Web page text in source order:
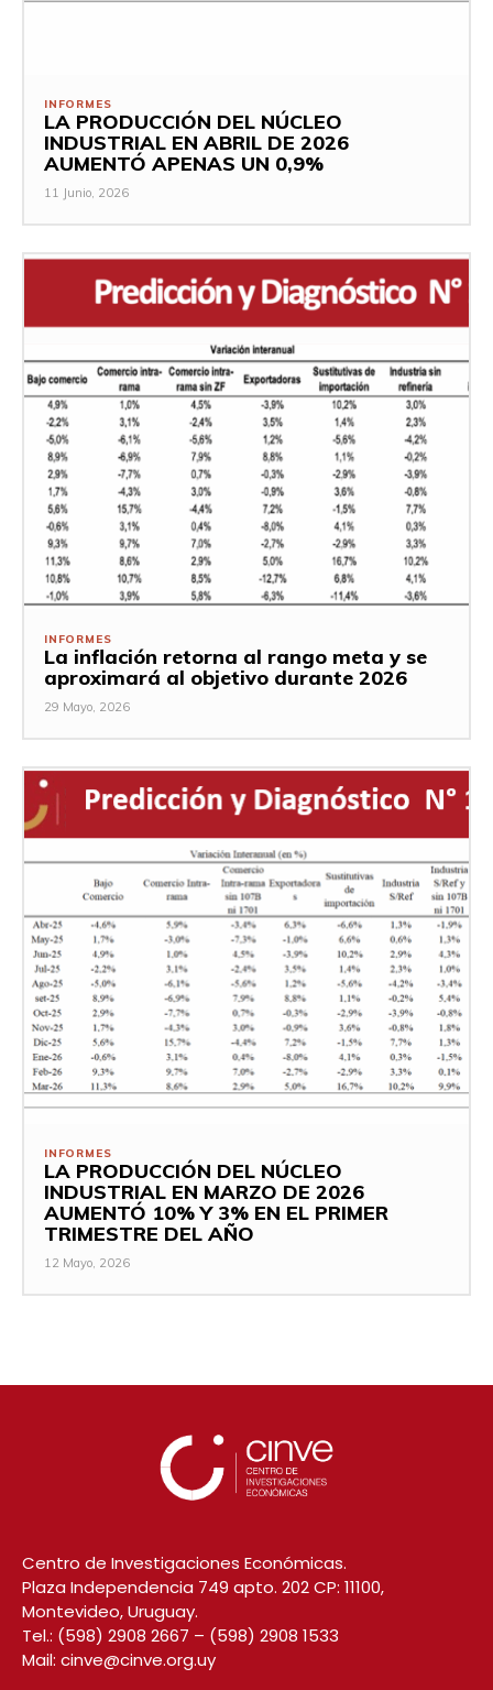
INFORMES
LA PRODUCCIÓN DEL NÚCLEO
INDUSTRIAL EN ABRIL DE 2026
AUMENTÓ APENAS UN 0,9%
11 Junio, 2026
INFORMES
La inflación retorna al rango meta y se
aproximará al objetivo durante 2026
29 Mayo, 2026
INFORMES
LA PRODUCCIÓN DEL NÚCLEO
INDUSTRIAL EN MARZO DE 2026
AUMENTÓ 10% Y 3% EN EL PRIMER
TRIMESTRE DEL AÑO
12 Mayo, 2026
Centro de Investigaciones Económicas.
Plaza Independencia 749 apto. 202 CP: 11100,
Montevideo, Uruguay.
Tel.: (598) 2908 2667 – (598) 2908 1533
Mail: cinve@cinve.org.uy